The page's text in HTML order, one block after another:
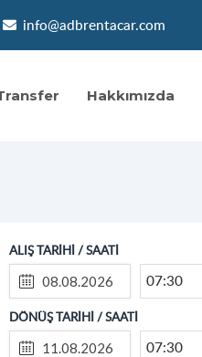
info@adbrentacar.com
Hakkımızda
ALIŞ TARİHİ / SAATİ
07:30
DÖNÜŞ TARİHİ / SAATİ
07:30